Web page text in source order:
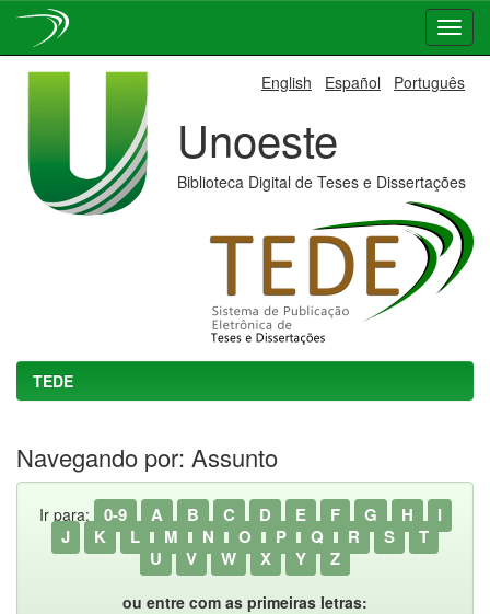
English Español Português
Unoeste
Biblioteca Digital de Teses e Dissertações
TEDE
Navegando por: Assunto
Ir para: 0-9 A B C D E F G H
I
J
K L M N O P Q R S
T
U
V W X Y Z
ou entre com as primeiras letras: